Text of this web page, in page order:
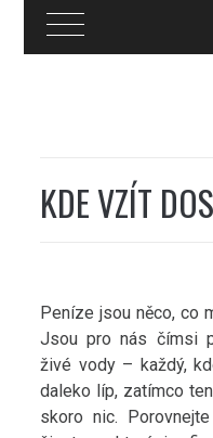
KDE VZÍT
Peníze jsou něco, co
Jsou pro nás čímsi
živé vody – každý,
daleko líp, zatímco
skoro nic.